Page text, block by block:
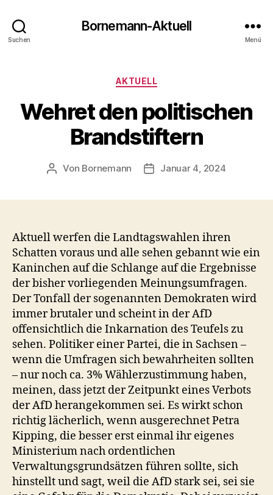
Suchen
Bornemann-Aktuell
Menü
Kategorien
AKTUELL
Wehret den politischen
Brandstiftern
Beitragsautor
Von Bornemann Veröffentlichungsdatum
Januar 4, 2024
Aktuell werfen die Landtagswahlen ihren
Schatten voraus und alle sehen gebannt wie ein
Kaninchen auf die Schlange auf die Ergebnisse
der bisher vorliegenden Meinungsumfragen.
Der Tonfall der sogenannten Demokraten wird
immer brutaler und scheint in der AfD
offensichtlich die Inkarnation des Teufels zu
sehen. Politiker einer Partei, die in Sachsen –
wenn die Umfragen sich bewahrheiten sollten
– nur noch ca. 3% Wählerzustimmung haben,
meinen, dass jetzt der Zeitpunkt eines Verbots
der AfD herangekommen sei. Es wirkt schon
richtig lächerlich, wenn ausgerechnet Petra
Kipping, die besser erst einmal ihr eigenes
Ministerium nach ordentlichen
Verwaltungsgrundsätzen führen sollte, sich
hinstellt und sagt, weil die AfD stark sei, sei sie